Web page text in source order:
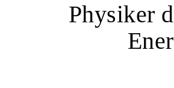
Physiker